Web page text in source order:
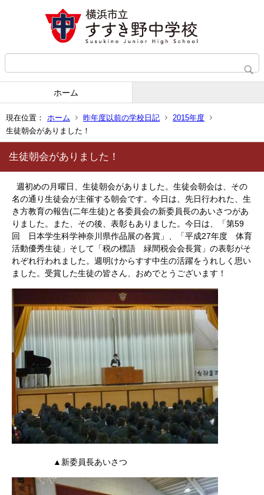
ホーム
現在位置： ホーム 昨年度以前の学校日記
2015年度
生徒朝会がありました！
生徒朝会がありました！
週初めの月曜日、生徒朝会がありました。生徒会朝会は、その
名の通り生徒会が主催する朝会です。今日は、先日行われた、生
き方教育の報告(二年生徒)と各委員会の新委員長のあいさつがあ
りました。また、その後、表彰もありました。今日は、「第59
回 日本学生科学神奈川県作品展の各賞」、「平成27年度 体育
活動優秀生徒」そして「税の標語 緑間税会会長賞」の表彰がそ
れぞれ行われました。週明けからすす中生の活躍をうれしく思い
ました。受賞した生徒の皆さん、おめでとうございます！
▲新委員長あいさつ